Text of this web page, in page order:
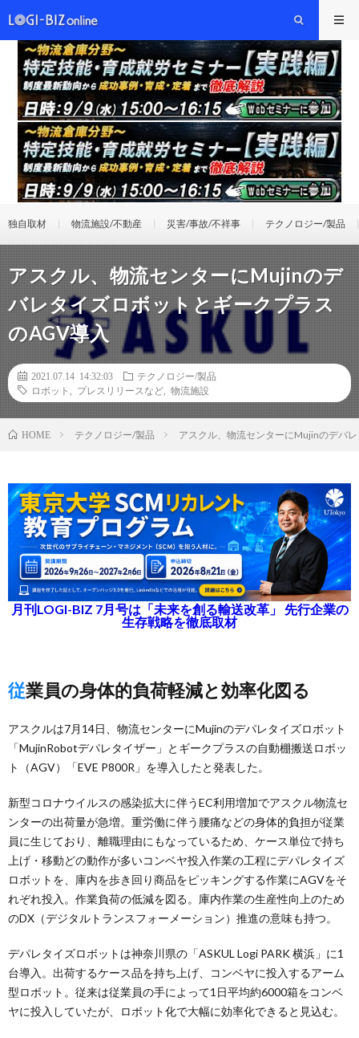
独自取材 物流施設/不動産 災害/事故/不祥事 テクノロジー/製品
アスクル、物流センターにMujinのデ
バレタイズロボットとギークプラス
のAGV導入
2021.07.14 14:32:03
テクノロジー/製品
ロボット
プレスリリースなど 物流施設
HOME テクノロジー/製品 アスクル、物流センターにMujinのデバ
月刊LOGI-BIZ 7月号は「未来を創る輸送改革」 先行企業の
生存戦略を徹底取材
従業員の身体的負荷軽減と効率化図る
アスクルは7月14日、物流センターにMujinのデパレタイズロボット
「MujinRobotデパレタイザー」とギークプラスの自動棚搬送ロボッ
ト（AGV）「EVE P800R」を導入したと発表した。
新型コロナウイルスの感染拡大に伴うEC利用増加でアスクル物流セ
ンターの出荷量が急増。重労働に伴う腰痛などの身体的負担が従業
員に生じており、離職理由にもなっているため、ケース単位で持ち
上げ・移動どの動作が多いコンベヤ投入作業の工程にデパレタイズ
ロボットを、庫内を歩き回り商品をピッキングする作業にAGVをそ
れぞれ投入。作業負荷の低減を図る。庫内作業の生産性向上のため
のDX（デジタルトランスフォーメーション）推進の意味も持つ。
デパレタイズロボットは神奈川県の「ASKUL Logi PARK 横浜」に1
台導入。出荷するケース品を持ち上げ、コンベヤに投入するアーム
型ロボット。従来は従業員の手によって1日平均約6000箱をコンベ
ヤに投入していたが、ロボット化で大幅に効率化できると見込む。